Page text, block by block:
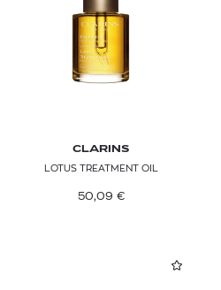
CLARINS
LOTUS TREATMENT OIL
50,09 €